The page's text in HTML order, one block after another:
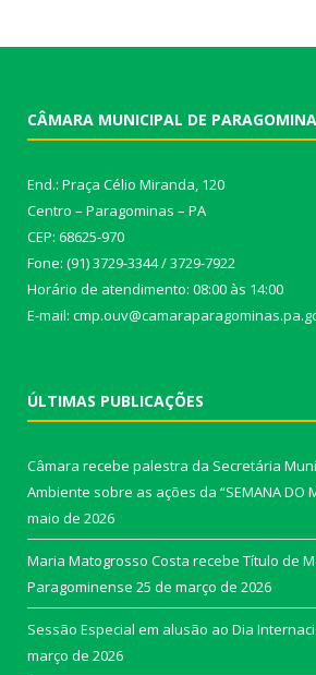
CÂMARA MUNICIPAL DE
End.: Praça Célio Miranda, 120
Centro – Paragominas – PA
CEP: 68625-970
Fone: (91) 3729-3344 / 3729-7922
Horário de atendimento: 08:00 às 14:00
E-mail:
ÚLTIMAS PUBLICAÇÕES
Câmara recebe palestra da Secretária
Ambiente sobre as ações da “SEMANA DO
maio de 2026
Maria Matogrosso Costa recebe Título de
Paragominense 25 de março de 2026
Sessão Especial em alusão ao Dia
março de 2026